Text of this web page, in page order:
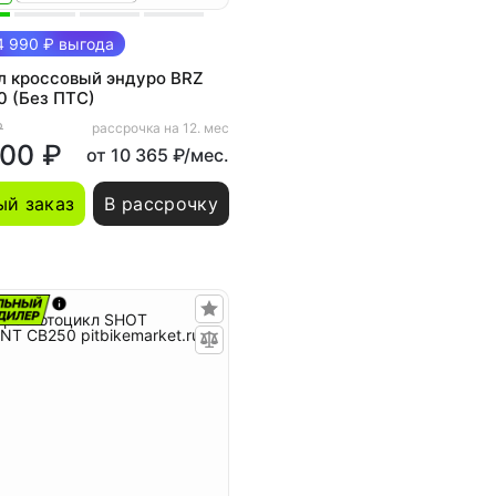
990 ₽ выгода
кроссовый эндуро BRZ
(Без ПТС)
₽
рассрочка на 12. мес
от 10 365 ₽/мес.
заказ В рассрочку